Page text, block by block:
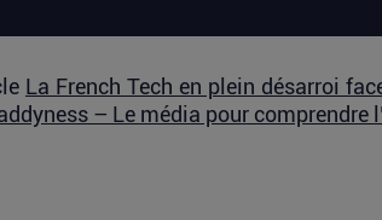
La French Tech en plein désarroi
– Le média pour comprendre